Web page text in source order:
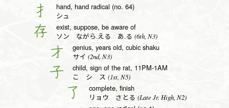
扌 hand, hand radical (no. 64)
シュ
存 exist, suppose, be aware of
ソン ながら.える あ.る (6th, N3)
才 genius, years old, cubic shaku
サイ (2nd, N3)
子 child, sign of the rat, 11PM-1AM
こ シ ス (1st, N5)
了 complete, finish
リョウ さとる (Late Jr. High, N2)